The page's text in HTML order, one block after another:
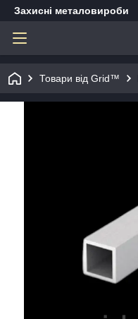
Захисні металовироби
Товари від Grid™